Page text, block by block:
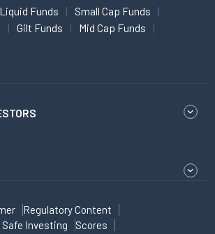
Liquid Funds
Small Cap Funds
Gilt Funds
Mid Cap Funds
Regulatory Content
Investing
Scores